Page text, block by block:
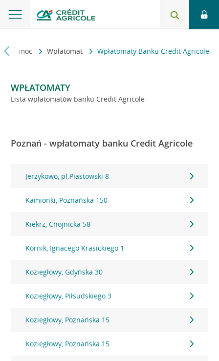
i pomoc Wpłatomat Wpłatomaty Banku Credit Agricole
WPŁATOMATY
Lista wpłatomatów banku Credit Agricole
Poznań - wpłatomaty banku Credit Agricole
Jerzykowo, pl.Piastowski 8
Kamionki, Poznańska 150
Kiekrz, Chojnicka 58
Kórnik, Ignacego Krasickiego 1
Koziegłowy, Gdyńska 30
Koziegłowy, Piłsudskiego 3
Koziegłowy, Poznańska 15
Koziegłowy, Poznańska 15